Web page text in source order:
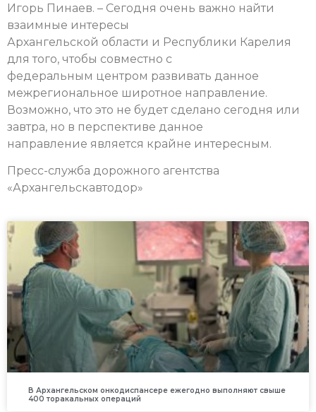
Игорь Пинаев. – Сегодня очень важно найти
взаимные интересы
Архангельской области и Республики Карелия
для того, чтобы совместно с
федеральным центром развивать данное
межрегиональное широтное направление.
Возможно, что это не будет сделано сегодня или
завтра, но в перспективе данное
направление является крайне интересным.
Пресс-служба дорожного агентства
«Архангельскавтодор»
В Архангельском онкодиспансере ежегодно выполняют свыше
400 торакальных операций